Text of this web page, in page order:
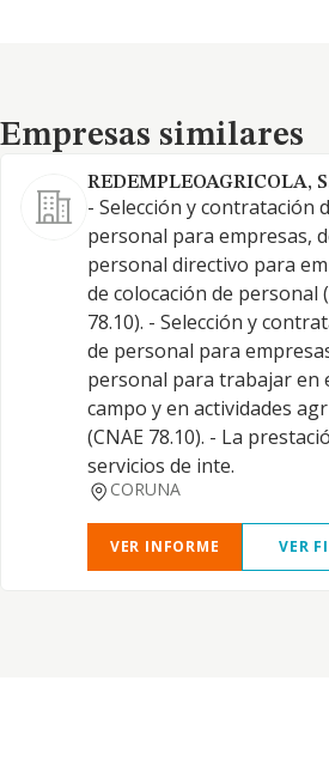
Empresas similares
Empresas similares
REDEMPLEOAGRICOLA,
- Selección y contratación
personal para empresas,
personal directivo para
de colocación de personal
78.10). - Selección y
de personal para
personal para trabajar en
campo y en actividades
(CNAE 78.10). - La
servicios de inte.
CORUNA
VER INFORME VER